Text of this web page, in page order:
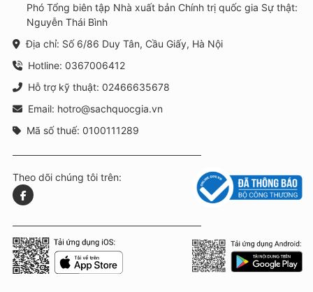
Phó Tổng biên tập Nhà xuất bản Chính trị quốc gia Sự thật:
Nguyễn Thái Bình
Địa chỉ: Số 6/86 Duy Tân, Cầu Giấy, Hà Nội
Hotline: 0367006412
Hỗ trợ kỹ thuật: 02466635678
Email: hotro@sachquocgia.vn
Mã số thuế: 0100111289
Theo dõi chúng tôi trên: